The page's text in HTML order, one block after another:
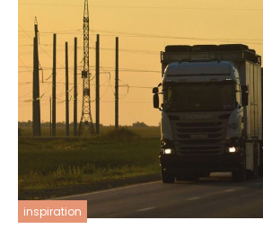
inspiration